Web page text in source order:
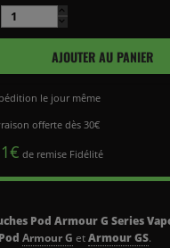
Pod Armour G Series
Armour G etArmour GS.
AJOUTER AU PANIER
le jour même
offerte dès 30€
de remise Fidélité